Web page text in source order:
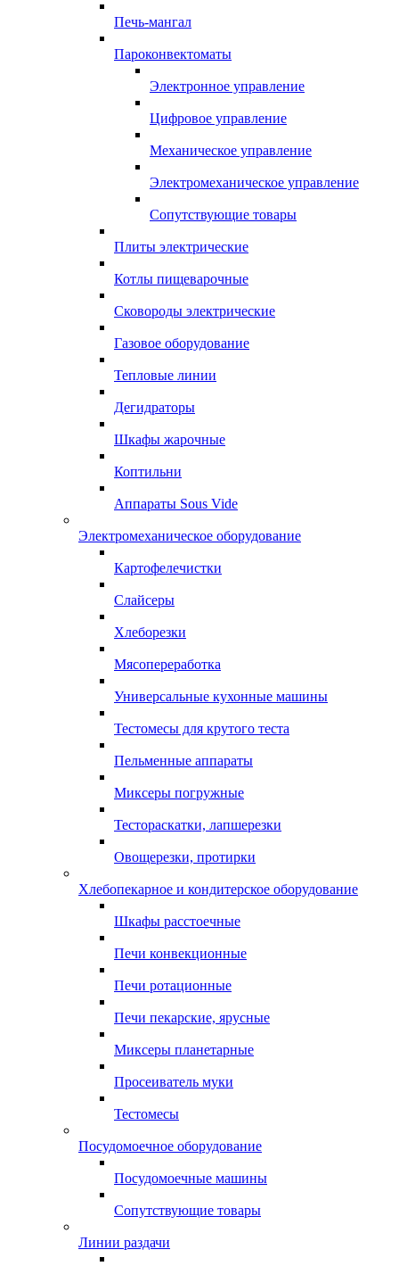
Печь-мангал
Пароконвектоматы
Электронное управление
Цифровое управление
Механическое управление
Электромеханическое управление
Сопутствующие товары
Плиты электрические
Котлы пищеварочные
Сковороды электрические
Газовое оборудование
Тепловые линии
Дегидраторы
Шкафы жарочные
Коптильни
Аппараты Sous Vide
Электромеханическое оборудование
Картофелечистки
Слайсеры
Хлеборезки
Мясопереработка
Универсальные кухонные машины
Тестомесы для крутого теста
Пельменные аппараты
Миксеры погружные
Тестораскатки, лапшерезки
Овощерезки, протирки
Хлебопекарное и кондитерское оборудование
Шкафы расстоечные
Печи конвекционные
Печи ротационные
Печи пекарские, ярусные
Миксеры планетарные
Просеиватель муки
Тестомесы
Посудомоечное оборудование
Посудомоечные машины
Сопутствующие товары
Линии раздачи